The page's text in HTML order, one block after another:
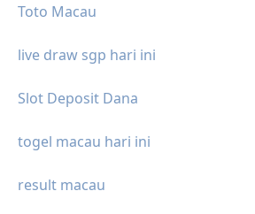
Toto Macau
live draw sgp hari ini
Slot Deposit Dana
togel macau hari ini
result macau